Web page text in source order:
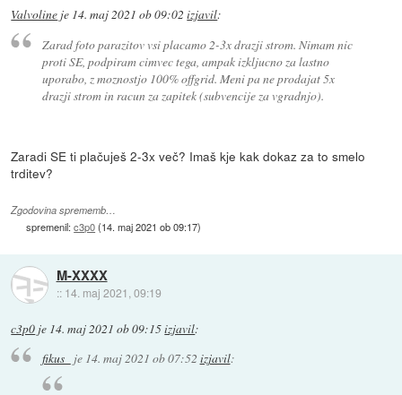
Valvoline je 14. maj 2021 ob 09:02 izjavil:
Zarad foto parazitov vsi placamo 2-3x drazji strom. Nimam nic
proti SE, podpiram cimvec tega, ampak izkljucno za lastno
uporabo, z moznostjo 100% offgrid. Meni pa ne prodajat 5x
drazji strom in racun za zapitek (subvencije za vgradnjo).
Zaradi SE ti plačuješ 2-3x več? Imaš kje kak dokaz za to smelo
trditev?
Zgodovina sprememb…
spremenil:c3p0(14. maj 2021 ob 09:17)
M-XXXX
:: 14. maj 2021, 09:19
c3p0 je 14. maj 2021 ob 09:15izjavil:
fikus_ je 14. maj 2021 ob 07:52 izjavil: